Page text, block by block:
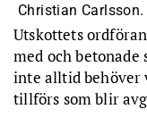
Christian Carlsson.
Utskottets
med och
inte alltid behöver
tillförs som blir